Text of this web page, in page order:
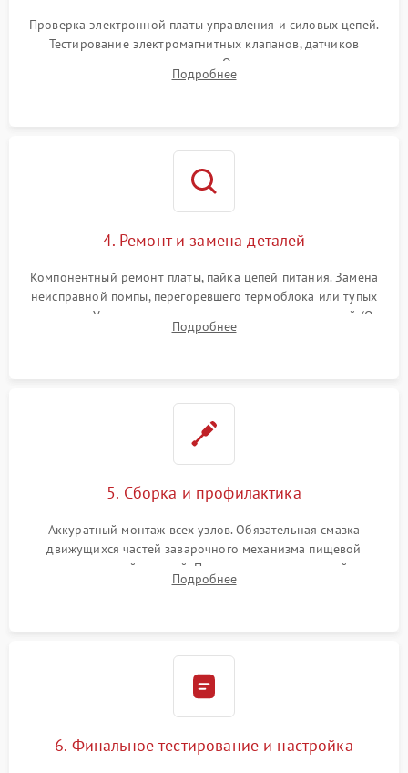
Проверка электронной платы управления и силовых цепей.
Тестирование электромагнитных клапанов, датчиков
температуры и расходомера. Оценка степени износа
жерновов кофемолки, уплотнительных колец гидросистемы
Подробнее
4. Ремонт и замена деталей
Компонентный ремонт платы, пайка цепей питания. Замена
неисправной помпы, перегоревшего термоблока или тупых
жерновов. Установка новых силиконовых уплотнителей (O-
ring) и тефлоновых трубок для надежного устранения
Подробнее
5. Сборка и профилактика
Аккуратный монтаж всех узлов. Обязательная смазка
движущихся частей заварочного механизма пищевой
силиконовой смазкой. Проведение программной
декальцинации и очистки системы от кофейных масел.
Подробнее
6. Финальное тестирование и настройка